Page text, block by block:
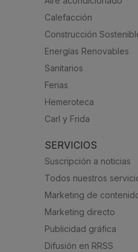
Calefacción
Construcción
Energías Renovables
Sanitarios
Ferias
Hemeroteca
Carl y Frida
SERVICIOS
Suscripción a noticias
Todos nuestros
Marketing de
Marketing directo
Publicidad gráfica
Difusión en RRSS